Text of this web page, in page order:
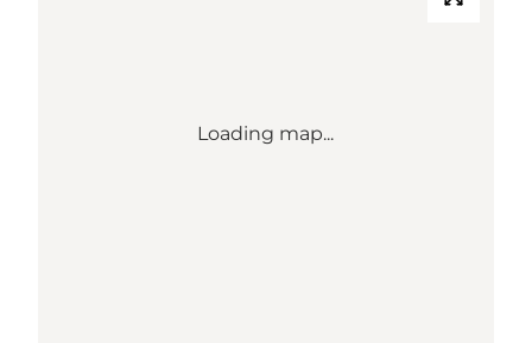
Loading map...